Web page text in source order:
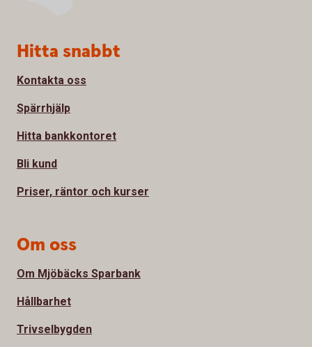
Sidfot
Hitta snabbt
Kontakta oss
Spärrhjälp
Hitta bankkontoret
Bli kund
Priser, räntor och kurser
Om oss
Om Mjöbäcks Sparbank
Hållbarhet
Trivselbygden